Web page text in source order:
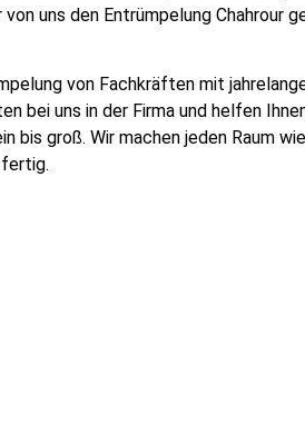
von uns den Entrümpelung Chahrour
von Fachkräften mit
bei uns in der Firma und helfen
bis groß. Wir machen jeden Raum